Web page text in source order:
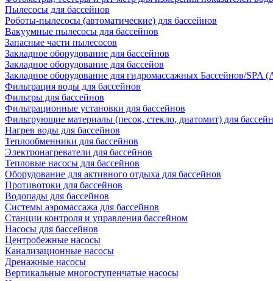
Пылесосы для бассейнов
Роботы-пылесосы (автоматические) для бассейнов
Вакуумные пылесосы для бассейнов
Запасные части пылесосов
Закладное оборудование для бассейнов
Закладное оборудование для бассейов
Закладное оборудование для гидромассажных Бассейнов/SPA
Фильтрация воды для бассейнов
Фильтры для бассейнов
Фильтрационные установки для бассейнов
Фильтрующие материалы (песок, стекло, диатомит) для
Нагрев воды для бассейнов
Теплообменники для бассейнов
Электронагреватели для бассейнов
Тепловые насосы для бассейнов
Оборудование для активного отдыха для бассейнов
Противотоки для бассейнов
Водопады для бассейнов
Системы аэромассажа для бассейнов
Станции контроля и управления бассейном
Насосы для бассейнов
Центробежные насосы
Канализационные насосы
Дренажные насосы
Вертикальные многоступенчатые насосы